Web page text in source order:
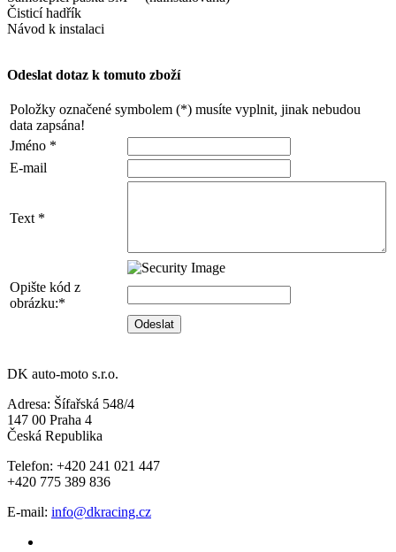
Čisticí hadřík
Návod k instalaci
Odeslat dotaz k tomuto zboží
Položky označené symbolem (*) musíte vyplnit, jinak nebudou
data zapsána!
Jméno *
E-mail
Text *
Opište kód z
obrázku:*
DK auto-moto s.r.o.
Adresa: Šífařská 548/4
147 00 Praha 4
Česká Republika
Telefon: +420 241 021 447
+420 775 389 836
E-mail: info@dkracing.cz